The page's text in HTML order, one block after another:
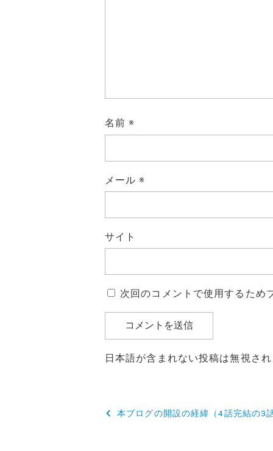
名前※
メール※
サイト
次回のコメントで使用するため
日本語が含まれない投稿は無視さ
投
本ブログの開設の経緯（4話完結の3